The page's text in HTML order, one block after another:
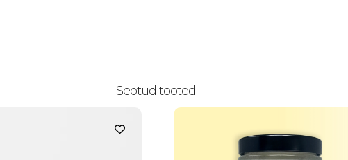
Seotud tooted